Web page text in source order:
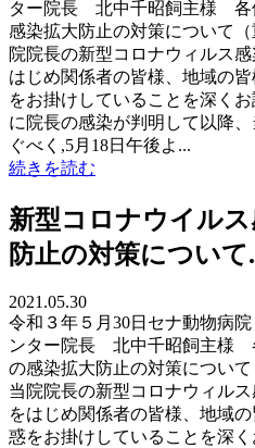
ター院長 北中千昭飼主様 各
感染拡大防止の対策について
院院長の新型コロナウィルス
はじめ関係者の皆様、地域の
をお掛けしていることを深く
に院長の感染が判明して以降
ぐべく,5月18日午後よ...
続きを読む
新型コロナウイル
防止の対策について
2021.05.30
令和３年５月30日セナ動物病
ンター院長 北中千昭飼主様
の感染拡大防止の対策につい
当院院長の新型コロナウィル
をはじめ関係者の皆様、地域
惑をお掛けしていることを深